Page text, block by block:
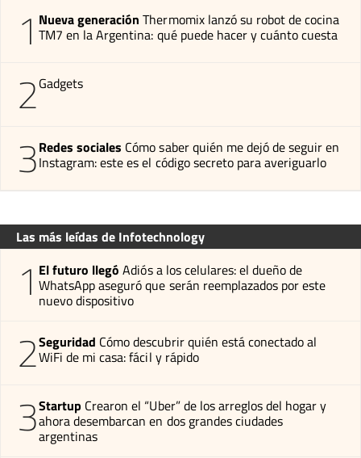
1 Nueva generación Thermomix lanzó su robot de cocina
TM7 en la Argentina: qué puede hacer y cuánto cuesta
2Gadgets
3Redes sociales Cómo saber quién me dejó de seguir en
Instagram: este es el código secreto para averiguarlo
Las más leídas de Infotechnology
1 El futuro llegó Adiós a los celulares: el dueño de
WhatsApp aseguró que serán reemplazados por este
nuevo dispositivo
2Seguridad Cómo descubrir quién está conectado al
WiFi de mi casa: fácil y rápido
3Startup Crearon el “Uber” de los arreglos del hogar y
ahora desembarcan en dos grandes ciudades
argentinas